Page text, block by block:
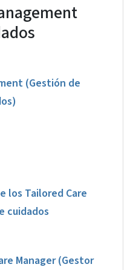
(Gestión de
los Tailored Care
cuidados
Manager (Gestor